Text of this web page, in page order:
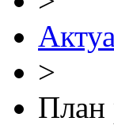
>
План